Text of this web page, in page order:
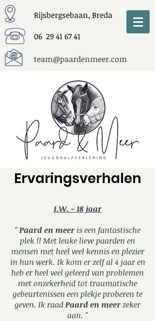
Rijsbergsebaan, Breda
06 29 41 67 41
team@paardenmeer.com
Ervaringsverhalen
I.W. - 18 jaar
" Paard en meer is een fantastische
plek !! Met leuke lieve paarden en
mensen met heel veel kennis en plezier
in hun werk. Ik kom er zelf al 4 jaar en
heb er heel veel geleerd van problemen
met onzekerheid tot traumatische
gebeurtenissen een plekje proberen te
geven. Ik raadPaard en meerzeker
aan. "